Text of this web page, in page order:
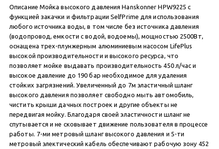
Описание Мойка высокого давления Hanskonner HPW9225 c
функцией закачки и фильтрации SelfPrime для использования
любого источника воды, в том числе без источника давления
(водопровод, емкости с водой, водоемы), мощностью 2500Вт,
оснащена трех-плунжерным алюминиевым насосом LifePlus
высокой производительности и высокого ресурса, что
позволяет мойке выдавать производительность 450 л/час и
высокое давление до 190 бар необходимое для удаления
стойких загрязнений. Увеличенный до 7м эластичный шланг
высокого давления позволяет свободно мыть автомобиль,
чистить крыши дачных построек и другие объекты не
передвигая мойку. Благодаря своей эластичности шланг не
спутывается и не сковывает движение пользователя в процессе
работы. 7-ми метровый шланг высокого давления и 5-ти
метровый электический кабель обеспечивают рабочую зону 452